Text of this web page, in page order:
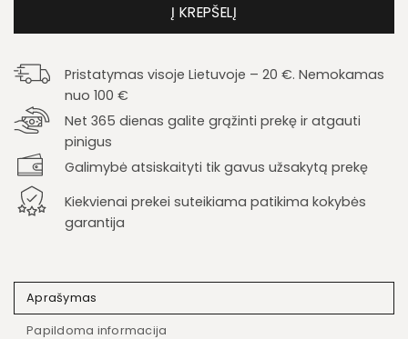
Į KREPŠELĮ
Pristatymas visoje Lietuvoje – 20 €. Nemokamas
nuo 100 €
Net 365 dienas galite grąžinti prekę ir atgauti
pinigus
Galimybė atsiskaityti tik gavus užsakytą prekę
Kiekvienai prekei suteikiama patikima kokybės
garantija
Aprašymas
Papildoma informacija